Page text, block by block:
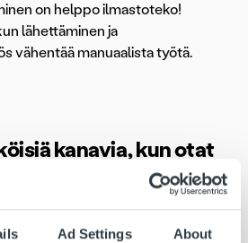
Ad Settings About
on helppo ilmastoteko!
lähettäminen ja
vähentää manuaalista työtä.
kanavia, kun otat
tai lähetät laskun